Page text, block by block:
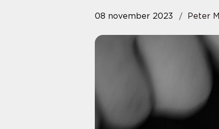
08 november 2023 Peter